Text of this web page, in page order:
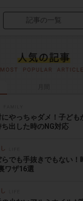
記事の一覧
にやっちゃダメ！子ども
ち出した時のNG対応
らでも手抜きでもない！
ワザ16選